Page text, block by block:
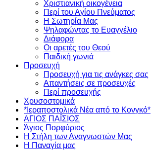
Χριστιανική οικογένεια
Περί του Αγίου Πνεύματος
Η Σωτηρία Μας
Ψηλαφώντας το Ευαγγέλιο
Διάφορα
Οι αρετές του Θεού
Παιδική γωνιά
Προσευχή
Προσευχή για τις ανάγκες σας
Απαντήσεις σε προσευχές
Περί προσευχής
Χρυσοστομικά
*Ιεραποστολικά Νέα από το Κονγκό*
ΑΓΙΟΣ ΠΑΪΣΙΟΣ
Άγιος Πορφύριος
Η Στήλη των Αναγνωστών Mας
Η Παναγία μας